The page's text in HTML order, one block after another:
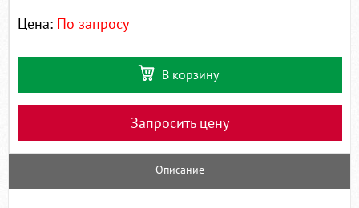
Цена: По запросу
В корзину
Запросить цену
Описание